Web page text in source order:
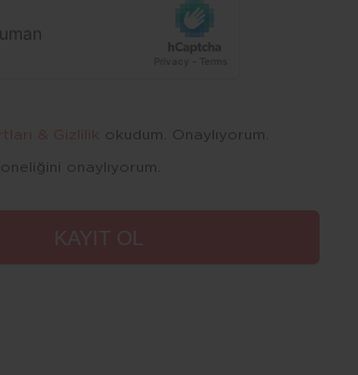
okudum. Onaylıyorum.
onaylıyorum.